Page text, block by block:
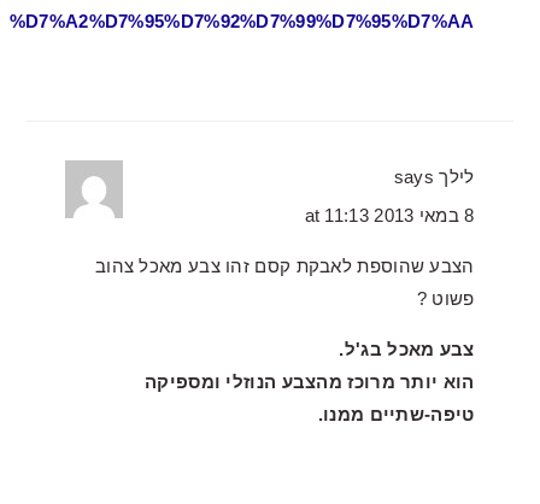
%D7%A2%D7%95%D7%92%D7%99%D7%95%D7%AA
לילך says
8 במאי 2013 at 11:13
הצבע שהוספת לאבקת קסם זהו צבע מאכל צהוב
פשוט ?
צבע מאכל בג'ל.
הוא יותר מרוכז מהצבע הנוזלי ומספיקה
טיפה-שתיים ממנו.